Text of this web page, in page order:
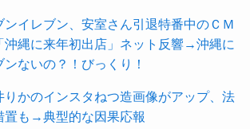
ンイレブン、安室さん引退特番中のＣＭ
沖縄に来年初出店」ネット反響→沖縄に
ンないの？！びっくり！
りかのインスタねつ造画像がアップ、法
置も→典型的な因果応報